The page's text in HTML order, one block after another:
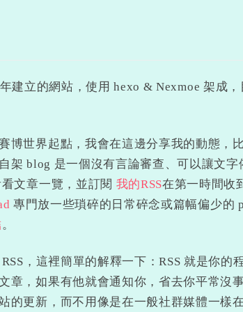
建立的網站，使用 hexo & Nexmoe 架成
博世界起點，我會在這邊分享我的動態，
架 blog 是一個沒有言論審查、可以讓文
文章一覽，並訂閱 我的RSS在第一時間收
專門放一些瑣碎的日常碎念或篇幅偏少的
。
，這裡簡單的解釋一下：RSS 就是你
章，如果有他就會通知你，省去你平常沒
的更新，而不用像是在一般社群媒體一樣